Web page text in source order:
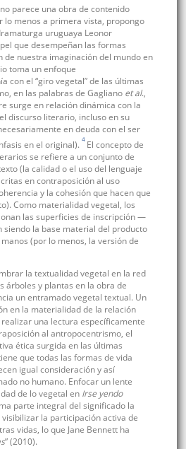
parece una obra de contenido
menos a primera vista, propongo
uruguaya Leonor
que desempeñan las formas
de nuestra imaginación del mundo en
toma un enfoque
con el “giro vegetal” de las últimas
en las palabras de Gagliano et al.,
surge en relación dinámica con la
discurso literario, incluso en su
en deuda con el ser
en el original). 4 El concepto de
se refiere a un conjunto de
(la calidad o el uso del lenguaje
en contraposición al uso
y la cohesión que hacen que
Como materialidad vegetal, los
las superficies de inscripción —
siendo la base material del producto
(por lo menos, la versión de
la textualidad vegetal en la red
árboles y plantas en la obra de
un entramado vegetal textual. Un
en la materialidad de la relación
una lectura específicamente
al antropocentrismo, el
ética surgida en las últimas
que todas las formas de vida
igual consideración y así
no humano. Enfocar un lente
de lo vegetal en Irse yendo
parte integral del significado la
la participación activa de
vidas, lo que Jane Bennett ha
” (2010).